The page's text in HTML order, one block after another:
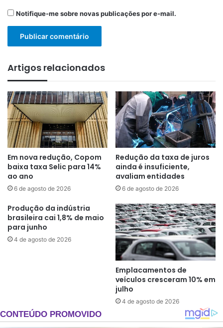
Notifique-me sobre novas publicações por e-mail.
Artigos relacionados
Em nova redução, Copom
baixa taxa Selic para 14%
ao ano
6 de agosto de 2026
Redução da taxa de juros
ainda é insuficiente,
avaliam entidades
6 de agosto de 2026
Produção da indústria
brasileira cai 1,8% de maio
para junho
4 de agosto de 2026
Emplacamentos de
veículos cresceram 10% em
julho
4 de agosto de 2026